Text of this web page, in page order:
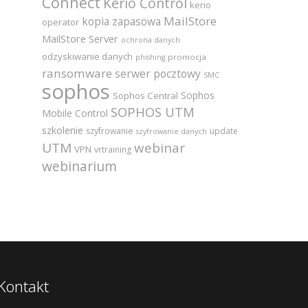
kerio
operator kopia zapasowa MailStore
MailStore Server ochrona danych
odzyskiwanie danych phishing promocja
ransomware serwer pocztowy SMC
sophos Sophos Central Sophos
Mobile Control SOPHOS UTM
szkolenie szyfrowanie szyfrowanie danych update
UTM VPN vrtraining webinar
webinarium